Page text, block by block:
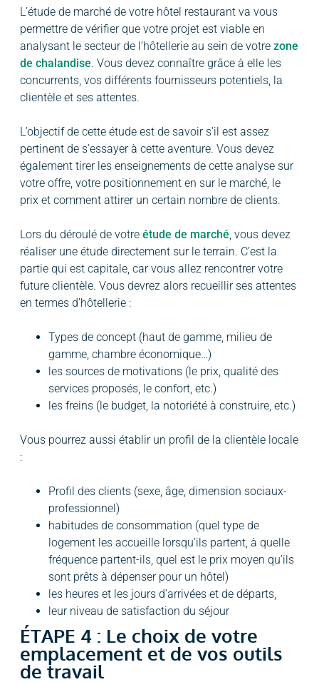
L’étude de marché de votre hôtel restaurant va vous
permettre de vérifier que votre projet est viable en
analysant le secteur de l’hôtellerie au sein de votre zone
de chalandise. Vous devez connaître grâce à elle les
concurrents, vos différents fournisseurs potentiels, la
clientèle et ses attentes.
L’objectif de cette étude est de savoir s’il est assez
pertinent de s’essayer à cette aventure. Vous devez
également tirer les enseignements de cette analyse sur
votre offre, votre positionnement en sur le marché, le
prix et comment attirer un certain nombre de clients.
Lors du déroulé de votre étude de marché, vous devez
réaliser une étude directement sur le terrain. C’est la
partie qui est capitale, car vous allez rencontrer votre
future clientèle. Vous devrez alors recueillir ses attentes
en termes d’hôtellerie :
Types de concept (haut de gamme, milieu de
gamme, chambre économique…)
les sources de motivations (le prix, qualité des
services proposés, le confort, etc.)
les freins (le budget, la notoriété à construire, etc.)
Vous pourrez aussi établir un profil de la clientèle locale
:
Profil des clients (sexe, âge, dimension sociaux-
professionnel)
habitudes de consommation (quel type de
logement les accueille lorsqu’ils partent, à quelle
fréquence partent-ils, quel est le prix moyen qu’ils
sont prêts à dépenser pour un hôtel)
les heures et les jours d’arrivées et de départs,
leur niveau de satisfaction du séjour
ÉTAPE 4 : Le choix de votre
emplacement et de vos outils
de travail